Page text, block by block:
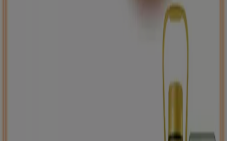
Santo Domingo de la Calzada